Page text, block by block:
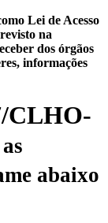
Lei de Acesso
na
dos órgãos
informações
CLHO-
abaixo